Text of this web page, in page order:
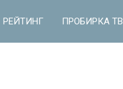
РЕЙТИНГ ПРОБИРКА ТВ